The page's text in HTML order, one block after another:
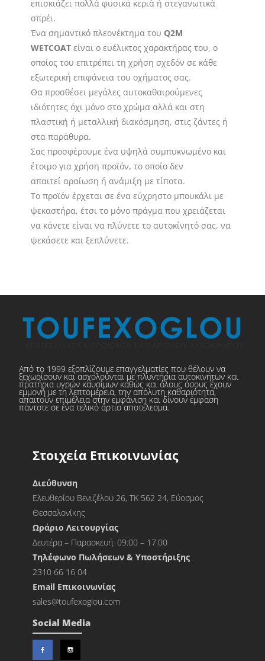
επισκιάζει πολλά φυσικά κεριά ή στεγανωτικά
σπρέι.
Ένα σημαντικό πλεονέκτημα του Q2M
WETCOAT είναι ο ευέλικτος χαρακτήρας του, ο
οποίος του επιτρέπει τη χρήση σχεδόν σε κάθε
εξωτερική επιφάνεια του οχήματος σας.
Θα προσθέσει μεγάλες αυτοκαθαιρούμενες
ιδιότητες όχι μόνο στο χρώμα αλλά και στη
πλαστική ή μεταλλική διακόσμηση, στις ζάντες ή
στα παράθυρα.
Σας προσφέρουμε ένα υψηλά συμπυκνωμένο και
έτοιμο για χρήση προϊόν, το οποίο δεν
απαιτεί αραίωση ή ανάμιξη με τίποτα.
Το προϊόν έρχεται σε ένα εύχρηστο μπουκάλι με
ψεκαστήρα, έτσι το μόνο πράγμα που χρειάζεται
να κάνετε είναι να πλύνετε το αυτοκίνητό σας, να
ψεκάσετε και ξεπλύνετε.
Από το 1999 εξοπλίζουμε επαγγελματίες που θέλουν να
ξεχωρίσουν και ασχολούνται με πλυντήρια αυτοκινήτων και
πρατήρια υγρών καυσίμων καθώς και όλους όσους έχουν
εμμονή με τη λεπτομέρεια, την απόλυτη καθαριότητα,
απαιτούν επιμέλεια στην εμφάνιση και δίνουν έμφαση
πάντοτε σε ένα τελικό άρτιο αποτέλεσμα.
Στοιχεία Επικοινωνίας
Διεύθυνση
Ελευθερίου Βενιζέλου 26, ΤΚ 562 24, Εύοσμος
Θεσσαλονίκης
Ωράριο Λειτουργίας
Δευτέρα – Παρασκευή: 09:00 – 17:00
Τηλέφωνο Πωλήσεων & Υποστήριξης
2310 66 16 04
Εmail Επικοινωνίας
sales@toufexoglou.com
Social Media